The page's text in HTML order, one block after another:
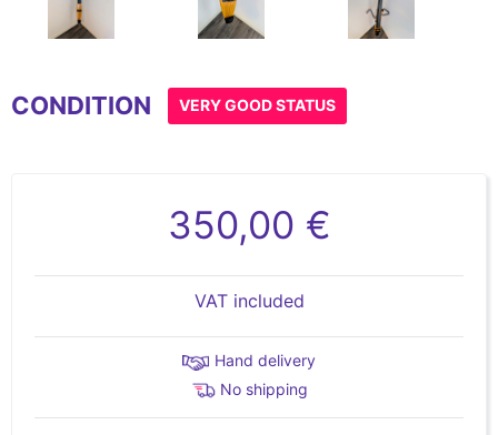
of
CONDITION VERY GOOD STATUS
350,00 €
VAT included
Hand delivery
No shipping